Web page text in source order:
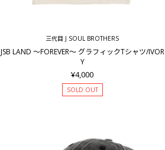
三代目 J SOUL BROTHERS
JSB LAND ～FOREVER～ グラフィックTシャツ/IVOR
Y
¥4,000
SOLD OUT